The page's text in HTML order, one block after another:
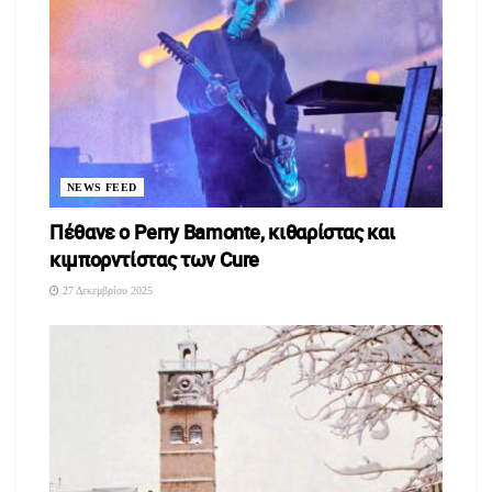
Συνήθως, προέχουν αξιολογικά οι ανάγκες της ελληνίδας
μητέρας, που δεν καλύπτονται από την συναισθηματική
παρουσία του πατέρα – συζύγου.
Οι μητέρες αρνούμενες να εγκαταλειφθούν από το παιδί,
επειδή το επιλέγουν ως συναισθηματικό σύντροφο,
προβάλλουν σε κείνο την δική τους υποσυνείδητη –ή
ενσυνείδητη- επιθυμία ως ανάγκη του παιδιού, ενώ το δικό
τους αίτημα το βαφτίζουν «αγάπη»:
«Μας έχει ανάγκη βλέπεις, μας λατρεύει το παιδί .Δεν θέλει να
φύγει από κοντά μας».
Πώς όμως ένα παιδί που έμαθε να επιλέγει ως «φίλο» τον
πατέρα ή την μητέρα του μπορεί να αποφασίσει να αποχτήσει
NEWS FEED
Πέθανε ο Perry Bamonte, κιθαρίστας και
κιμπορντίστας των Cure
27 Δεκεμβρίου 2025